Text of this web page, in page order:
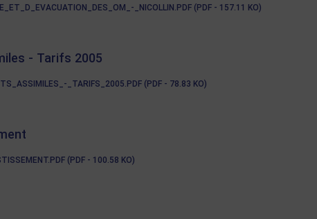
_NICOLLIN.PDF (PDF - 157.11 KO)
- Tarifs 2005
_TARIFS_2005.PDF (PDF - 78.83 KO)
(PDF - 100.58 KO)